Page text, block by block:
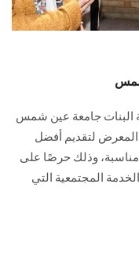
الدراسات العليا
الزائـرون
شمس
البنات جامعة عين شمس
المعرض لتقديم أفضل
مناسبة، وذلك ‏حرصًا على
المجتمعية التي